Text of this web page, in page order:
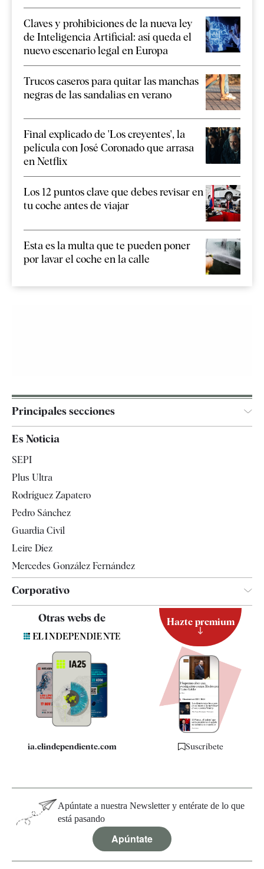
Claves y prohibiciones de la nueva ley
de Inteligencia Artificial: así queda el
nuevo escenario legal en Europa
Trucos caseros para quitar las manchas
negras de las sandalias en verano
Final explicado de 'Los creyentes', la
película con José Coronado que arrasa
en Netflix
Los 12 puntos clave que debes revisar en
tu coche antes de viajar
Esta es la multa que te pueden poner
por lavar el coche en la calle
Principales secciones
España
Televisión
Es Noticia
SEPI
Plus Ultra
Rodríguez Zapatero
Pedro Sánchez
Guardia Civil
Leire Díez
Mercedes González Fernández
Corporativo
Contacto
Quiénes somos
Especificaciones
Otras webs de
ia.elindependiente.com
Hazte premium
Suscríbete
Apúntate a nuestra Newsletter y entérate de lo que
está pasando
Apúntate